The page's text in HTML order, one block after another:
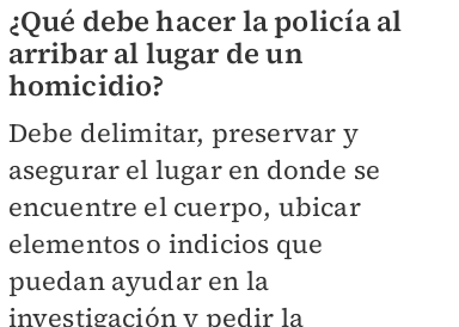
¿Qué debe hacer la policía al
arribar al lugar de un
homicidio?
Debe delimitar, preservar y
asegurar el lugar en donde se
encuentre el cuerpo, ubicar
elementos o indicios que
puedan ayudar en la
investigación y pedir la